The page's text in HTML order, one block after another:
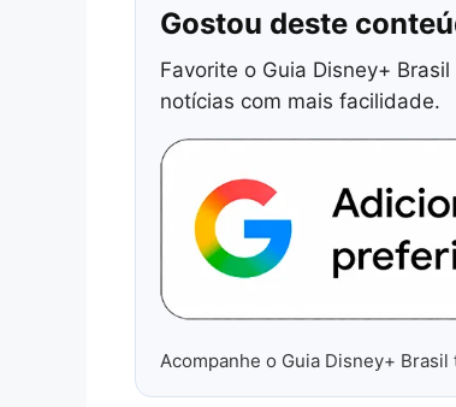
Gostou deste
Favorite o Guia Disney+
notícias com mais facilidade.
Acompanhe o Guia Disney+ Brasil